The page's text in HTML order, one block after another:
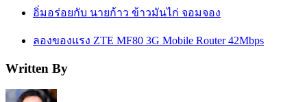
อิ่มอร่อยกับ นายก้าว ข้าวมันไก่ จอมจอง
ลองของแรง ZTE MF80 3G Mobile Router 42Mbps
Written By